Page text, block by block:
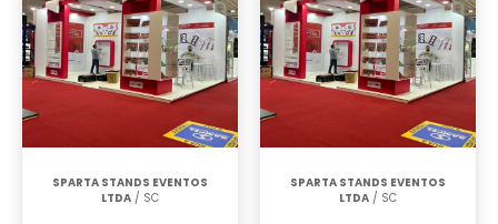
SPARTA STANDS EVENTOS
LTDA / SC
SPARTA STANDS EVENTOS
LTDA / SC